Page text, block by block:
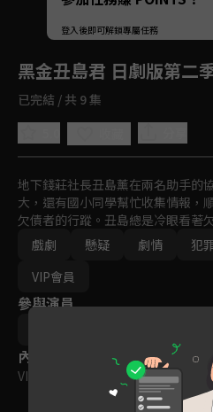
登入後即可解鎖專屬任務
黑金丑島君 日劇版第二
已完結 / 共 9 集
地下錢莊社長丑島薰在兩名助手的
大，還有國小同學幫忙收集情報，
欠債者的行蹤。丑島總是冷眼看著
戲劇
懸疑 劇情 犯
VIP會員
參與演員
內容標籤
VIP